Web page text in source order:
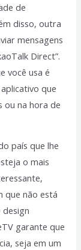
de
disso, outra
mensagens
Direct”.
você usa é
que
ou na hora de
país que lhe
o mais
que não está
garante que
seja em um